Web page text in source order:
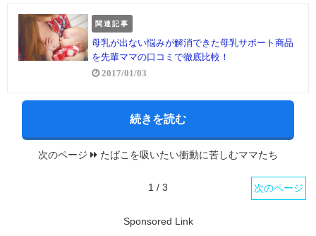
関連記事
母乳が出ない悩みが解消できた母乳サポート商品
を先輩ママの口コミで徹底比較！
2017/01/03
続きを読む
次のページ たばこを吸いたい衝動に苦しむママたち
1 / 3 次のページ
Sponsored Link